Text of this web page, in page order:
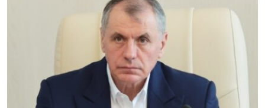
СВІДЧЕННЯ ОКУПАЦІЇ
УКРАЇНСЬКА ПРОБЛЕМА КРИМУ
ЯК ОБІЙТИ БЛОКУВАННЯ
Qırımtatar